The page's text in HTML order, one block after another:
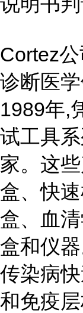
Cortez
诊断医
1989年,
试工具
家。这
盒、快
盒、血
盒和仪
传染病
和免疫层